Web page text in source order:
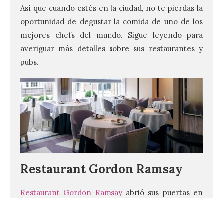
Así que cuando estés en la ciudad, no te pierdas la
oportunidad de degustar la comida de uno de los
mejores chefs del mundo. Sigue leyendo para
averiguar más detalles sobre sus restaurantes y
pubs.
Restaurant Gordon Ramsay
Restaurant Gordon Ramsayabrió sus puertas en